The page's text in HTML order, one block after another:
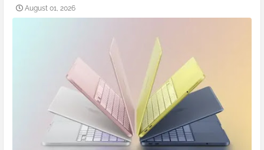
August 01, 2026